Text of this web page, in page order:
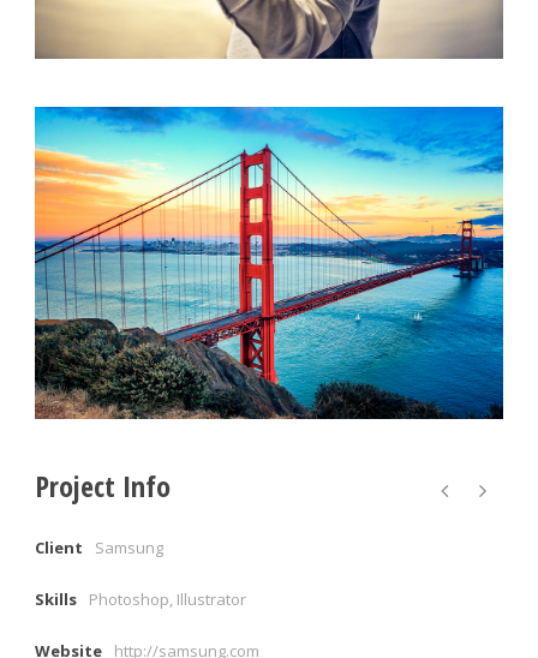
Project Info
Client Samsung
Skills Photoshop, Illustrator
Website http://samsung.com